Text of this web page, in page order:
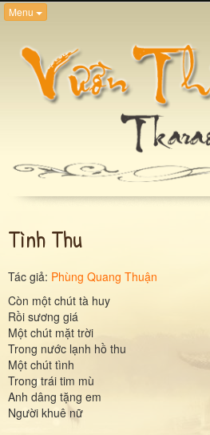
Menu
Tình Thu
Tác giả: Phùng Quang Thuận
Còn một chút tà huy
Rồi sương giá
Một chút mặt trời
Trong nước lạnh hồ thu
Một chút tình
Trong trái tim mù
Anh dâng tặng em
Người khuê nữ